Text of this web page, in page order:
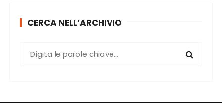
CERCA NELL’ARCHIVIO